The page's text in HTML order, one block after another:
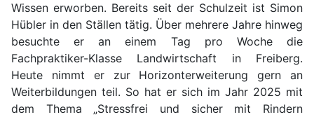
Wissen erworben. Bereits seit der Schulzeit ist Simon
Hübler in den Ställen tätig. Über mehrere Jahre hinweg
besuchte er an einem Tag pro Woche die
Fachpraktiker-Klasse Landwirtschaft in Freiberg.
Heute nimmt er zur Horizonterweiterung gern an
Weiterbildungen teil. So hat er sich im Jahr 2025 mit
dem Thema „Stressfrei und sicher mit Rindern